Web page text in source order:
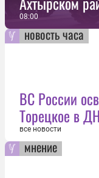
08:00
новость часа
ВС России
Торецкое в
все новости
мнение